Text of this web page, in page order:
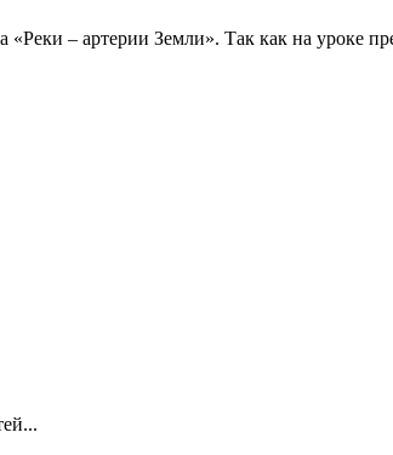
– артерии Земли». Так как на уроке